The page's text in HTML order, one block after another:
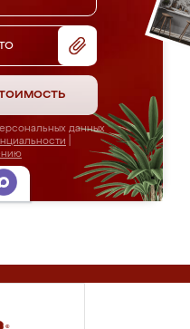
данных